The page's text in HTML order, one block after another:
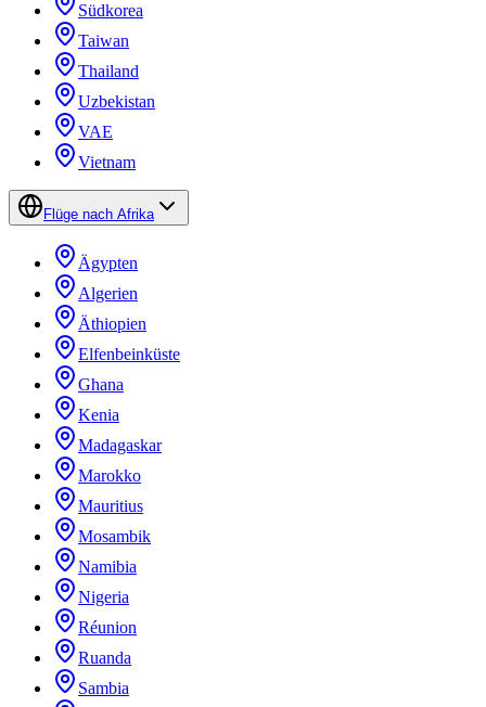
Südkorea
Taiwan
Thailand
Uzbekistan
VAE
Vietnam
Flüge nach Afrika
Ägypten
Algerien
Äthiopien
Elfenbeinküste
Ghana
Kenia
Madagaskar
Marokko
Mauritius
Mosambik
Namibia
Nigeria
Réunion
Ruanda
Sambia